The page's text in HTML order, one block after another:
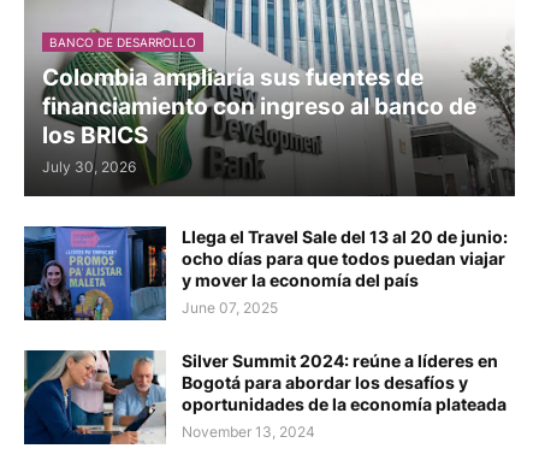
BANCO DE DESARROLLO
Colombia ampliaría sus fuentes de
financiamiento con ingreso al banco de
los BRICS
July 30, 2026
Llega el Travel Sale del 13 al 20 de junio:
ocho días para que todos puedan viajar
y mover la economía del país
June 07, 2025
Silver Summit 2024: reúne a líderes en
Bogotá para abordar los desafíos y
oportunidades de la economía plateada
November 13, 2024